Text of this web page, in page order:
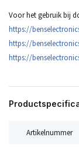
Voor het gebruik bij
https://
https://
https://
Artikelnummer